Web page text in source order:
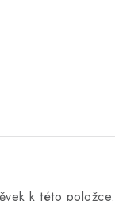
k této položce.